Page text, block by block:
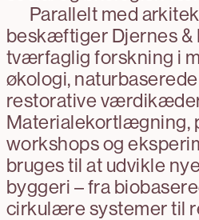
Parallelt med
beskæftiger Djernes &
tværfaglig forskning i
økologi,
restorative
Materialekortlægning,
workshops og
bruges til at udvikle
byggeri – fra
cirkulære systemer til